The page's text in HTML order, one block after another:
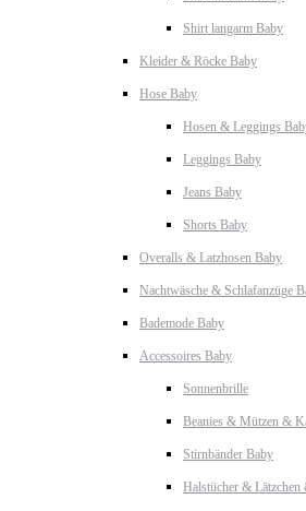
Shirt langarm Baby
Kleider & Röcke Baby
Hose Baby
Hosen & Leggings
Leggings Baby
Jeans Baby
Shorts Baby
Overalls & Latzhosen Baby
Nachtwäsche & Schlafanzüge
Bademode Baby
Accessoires Baby
Sonnenbrille
Beanies & Mützen &
Stirnbänder Baby
Halstücher &